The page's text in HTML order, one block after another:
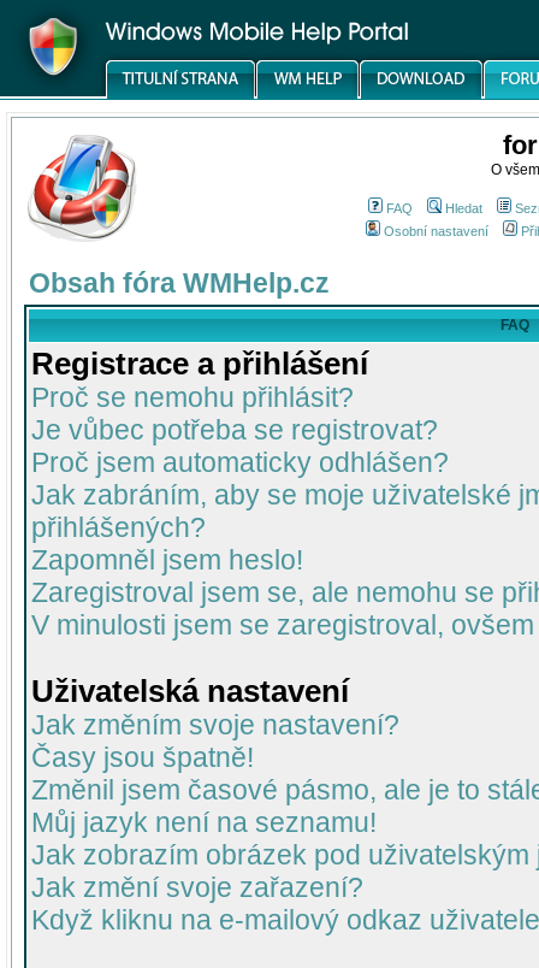
O
FAQ Hledat
Osobní nastavení
Obsah fóra WMHelp.cz
FAQ
Registrace a přihlášení
Proč se nemohu přihlásit?
Je vůbec potřeba se registrovat?
Proč jsem automaticky odhlášen?
Jak zabráním, aby se moje uživatelské
přihlášených?
Zapomněl jsem heslo!
Zaregistroval jsem se, ale nemohu se
V minulosti jsem se zaregistroval,
Uživatelská nastavení
Jak změním svoje nastavení?
Časy jsou špatně!
Změnil jsem časové pásmo, ale je to
Můj jazyk není na seznamu!
Jak zobrazím obrázek pod uživatelským
Jak změní svoje zařazení?
Když kliknu na e-mailový odkaz